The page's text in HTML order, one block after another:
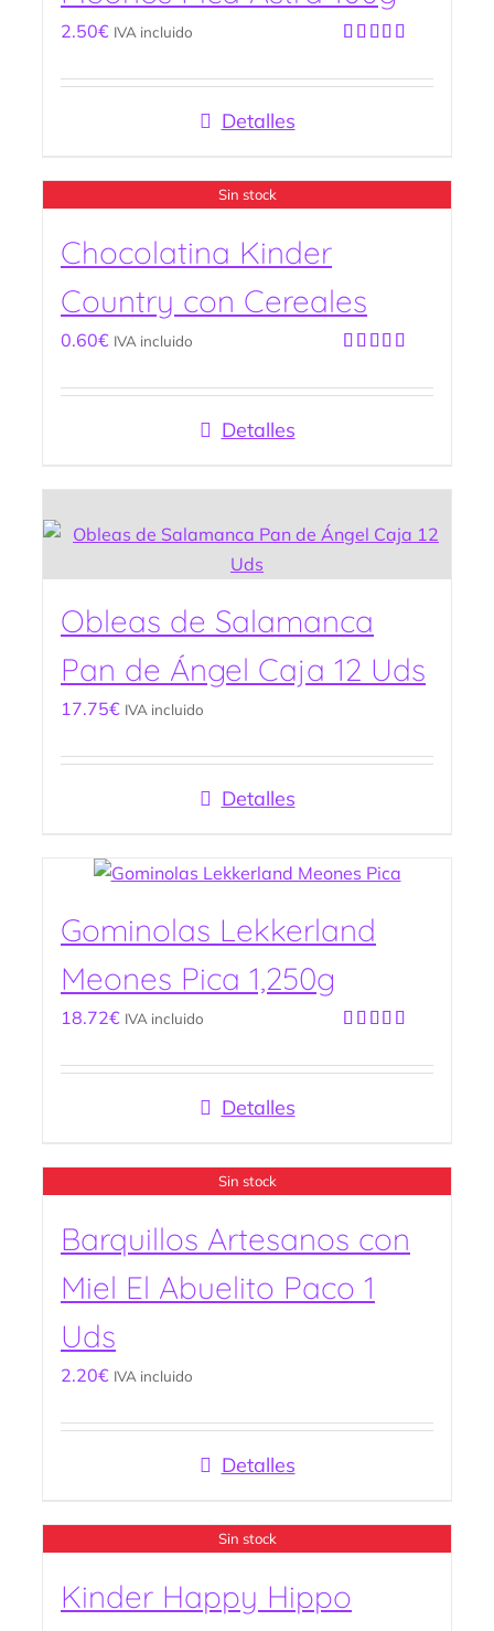
con5.00de
5
2.50€ IVA incluido
Detalles
Sin stock
Chocolatina Kinder
Country con Cereales
con5.00de
5
0.60€ IVA incluido
Detalles
Obleas de Salamanca
Pan de Ángel Caja 12 Uds
17.75€ IVA incluido
Detalles
Gominolas Lekkerland
Meones Pica 1,250g
con5.00de
5
18.72€ IVA incluido
Detalles
Sin stock
Barquillos Artesanos con
Miel El Abuelito Paco 1
Uds
2.20€ IVA incluido
Detalles
Sin stock
Kinder Happy Hippo